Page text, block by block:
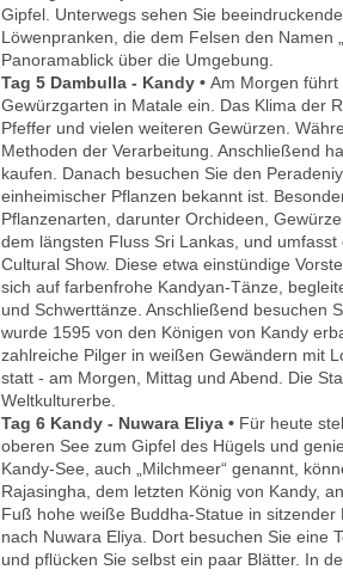
Gipfel. Unterwegs sehen Sie
Löwenpranken, die dem Felsen den Namen
Panoramablick über die Umgebung.
Tag 5 Dambulla - Kandy • Am Morgen führt
Gewürzgarten in Matale ein. Das Klima der
Pfeffer und vielen weiteren Gewürzen.
Methoden der Verarbeitung. Anschließend
kaufen. Danach besuchen Sie den
einheimischer Pflanzen bekannt ist.
Pflanzenarten, darunter Orchideen,
dem längsten Fluss Sri Lankas, und
Cultural Show. Diese etwa einstündige
sich auf farbenfrohe Kandyan-Tänze,
und Schwerttänze. Anschließend besuchen
wurde 1595 von den Königen von Kandy
zahlreiche Pilger in weißen Gewändern mit
statt - am Morgen, Mittag und Abend. Die
Weltkulturerbe.
Tag 6 Kandy - Nuwara Eliya • Für heute
oberen See zum Gipfel des Hügels und
Kandy-See, auch „Milchmeer“ genannt,
Rajasingha, dem letzten König von Kandy,
Fuß hohe weiße Buddha-Statue in
nach Nuwara Eliya. Dort besuchen Sie eine
und pflücken Sie selbst ein paar Blätter. In